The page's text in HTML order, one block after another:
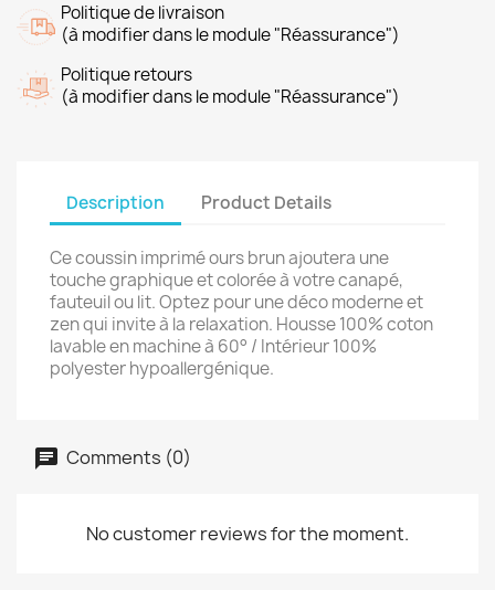
Politique de livraison
(à modifier dans le module "Réassurance")
Politique retours
(à modifier dans le module "Réassurance")
Description Product Details
Ce coussin imprimé ours brun ajoutera une
touche graphique et colorée à votre canapé,
fauteuil ou lit. Optez pour une déco moderne et
zen qui invite à la relaxation. Housse 100% coton
lavable en machine à 60° / Intérieur 100%
polyester hypoallergénique.
Comments (0)
No customer reviews for the moment.